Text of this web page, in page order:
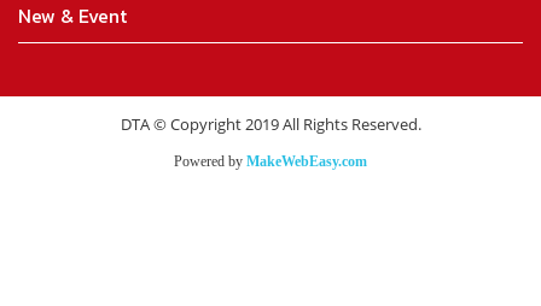
New & Event
DTA © Copyright 2019 All Rights Reserved.
Powered by MakeWebEasy.com